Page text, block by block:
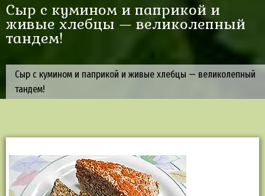
Сыр с кумином и паприкой и
живые хлебцы — великолепный
тандем!
Сыр с кумином и паприкой и живые хлебцы — великолепный
тандем!